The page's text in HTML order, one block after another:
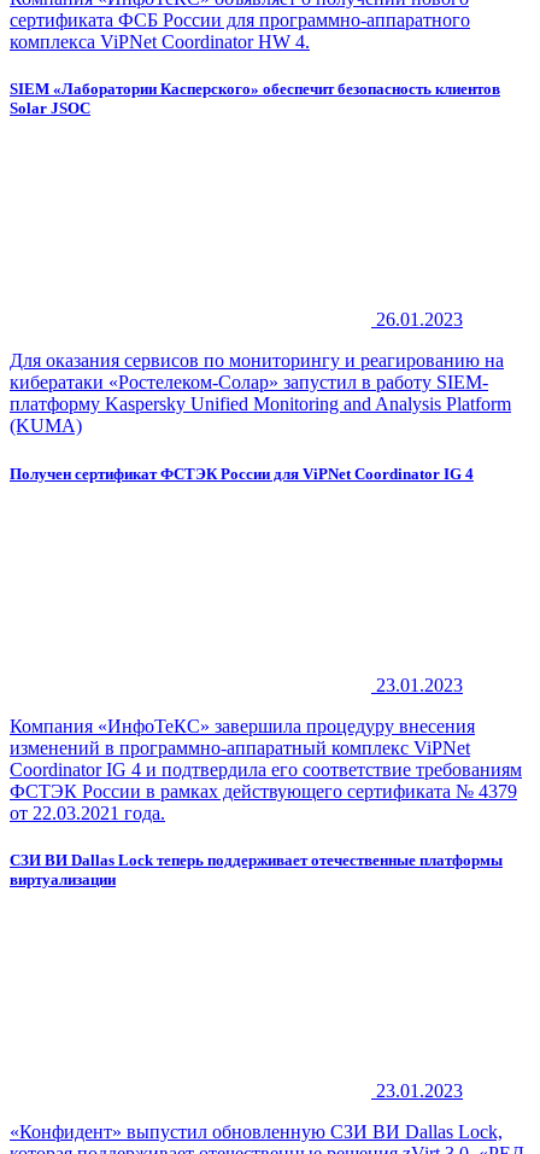
сертификата ФСБ России для программно-аппаратного
комплекса ViPNet Coordinator HW 4.
SIEM «Лаборатории Касперского» обеспечит безопасность клиентов
Solar JSOC
26.01.2023
Для оказания сервисов по мониторингу и реагированию на
кибератаки «Ростелеком-Солар» запустил в работу SIEM-
платформу Kaspersky Unified Monitoring and Analysis Platform
(KUMA)
Получен сертификат ФСТЭК России для ViPNet Coordinator IG 4
23.01.2023
Компания «ИнфоТеКС» завершила процедуру внесения
изменений в программно-аппаратный комплекс ViPNet
Coordinator IG 4 и подтвердила его соответствие требованиям
ФСТЭК России в рамках действующего сертификата № 4379
от 22.03.2021 года.
СЗИ ВИ Dallas Lock теперь поддерживает отечественные платформы
виртуализации
23.01.2023
«Конфидент» выпустил обновленную СЗИ ВИ Dallas Lock,